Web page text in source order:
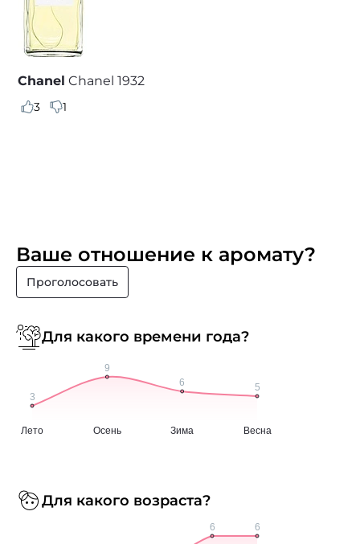
Chanel Chanel 1932
3 1
Ваше отношение к аромату?
Проголосовать
Для какого времени года?
Для какого возраста?